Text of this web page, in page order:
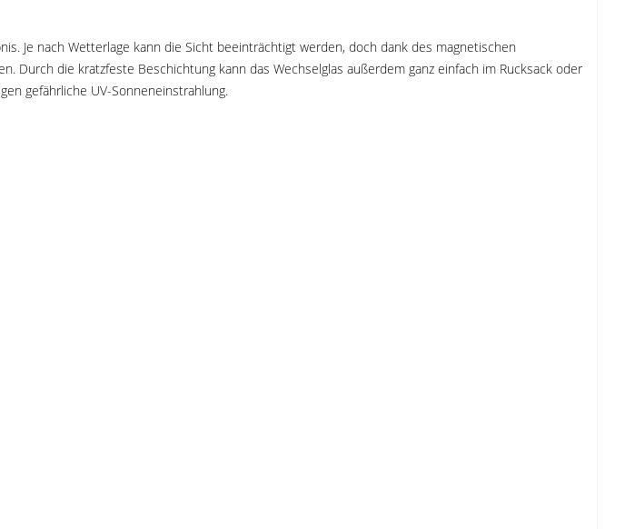
Je nach Wetterlage kann die Sicht beeinträchtigt werden, doch dank des magnetischen
Durch die kratzfeste Beschichtung kann das Wechselglas außerdem ganz einfach im Rucksack oder
gefährliche UV-Sonneneinstrahlung.